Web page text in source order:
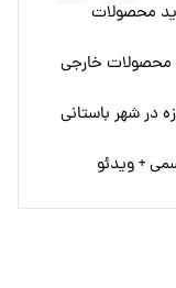
محصولات
محصولات خارجی
در شهر باستانی
+ ویدئو